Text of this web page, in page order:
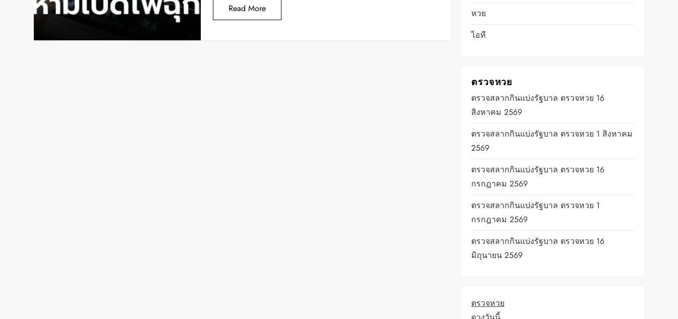
Read More
หวย
ไอที
ตรวจหวย
ตรวจสลากกินแบ่งรัฐบาล ตรวจหวย 16
สิงหาคม 2569
ตรวจสลากกินแบ่งรัฐบาล ตรวจหวย 1 สิงหาคม
2569
ตรวจสลากกินแบ่งรัฐบาล ตรวจหวย 16
กรกฎาคม 2569
ตรวจสลากกินแบ่งรัฐบาล ตรวจหวย 1
กรกฎาคม 2569
ตรวจสลากกินแบ่งรัฐบาล ตรวจหวย 16
มิถุนายน 2569
ตรวจหวย